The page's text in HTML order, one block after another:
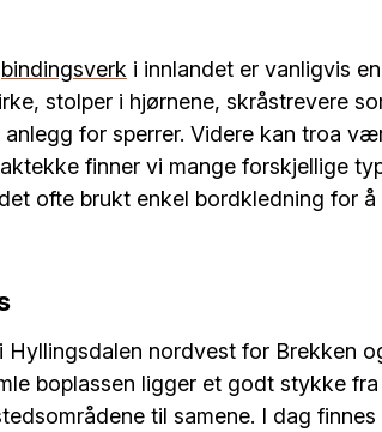
bindingsverk i innlandet er vanligvis
stolper i hjørnene, skråstrevere
for sperrer. Videre kan troa
finner vi mange forskjellige
ofte brukt enkel bordkledning for
Hyllingsdalen nordvest for Brekken
boplassen ­ligger et godt stykke
til samene. I dag